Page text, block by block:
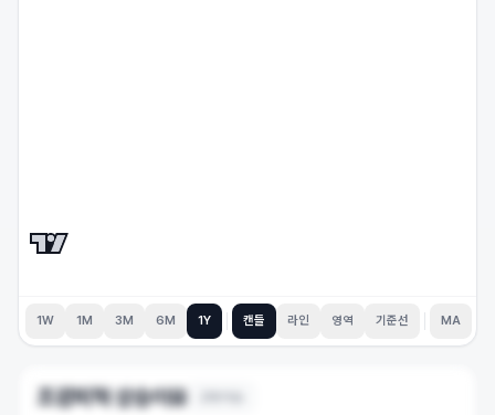
1W 1M 3M 6M 1Y 캔들 라인 영역 기준선 MA
조광피혁상승이유